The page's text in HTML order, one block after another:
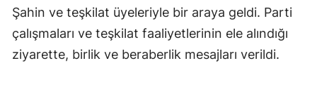
Şahin ve teşkilat üyeleriyle bir araya geldi. Parti
çalışmaları ve teşkilat faaliyetlerinin ele alındığı
ziyarette, birlik ve beraberlik mesajları verildi.